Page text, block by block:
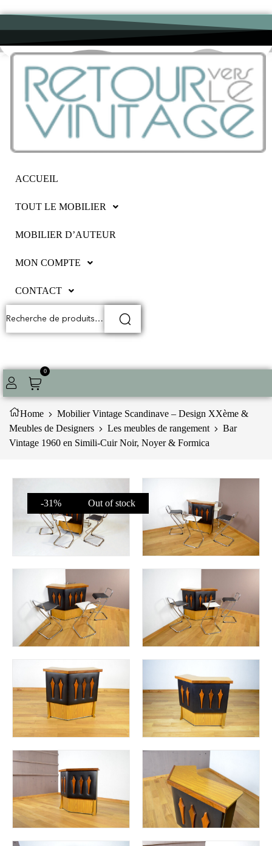
ACCUEIL
TOUT LE MOBILIER
MOBILIER D’AUTEUR
MON COMPTE
CONTACT
0
Home
Mobilier Vintage Scandinave – Design XXème &
Meubles de Designers
Les meubles de rangement
Bar
Vintage 1960 en Simili-Cuir Noir, Noyer & Formica
-31% Out of stock